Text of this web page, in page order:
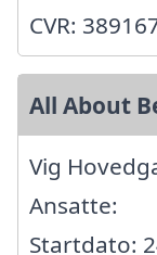
CVR:
All About
Vig
Ansatte:
Startdato: